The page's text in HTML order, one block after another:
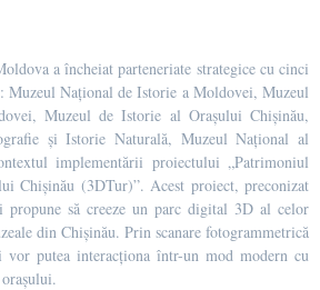
a încheiat parteneriate strategice cu cinci
Muzeul Național de Istorie a Moldovei, Muzeul
Muzeul de Istorie al Orașului Chișinău,
și Istorie Naturală, Muzeul Național al
implementării proiectului „Patrimoniul
Chișinău (3DTur)”. Acest proiect, preconizat
propune să creeze un parc digital 3D al celor
din Chișinău. Prin scanare fotogrammetrică
putea interacționa într-un mod modern cu